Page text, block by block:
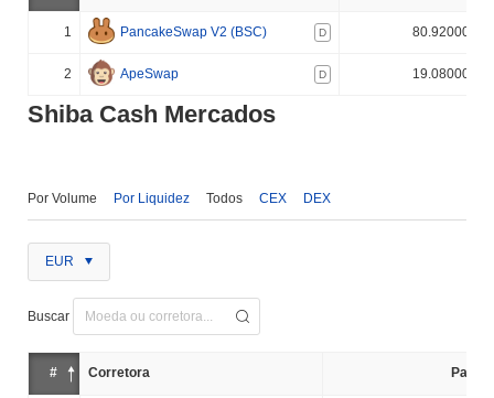
1 PancakeSwap V2 (BSC) D 80.920000%
2 ApeSwap D 19.080000%
Shiba Cash Mercados
Por Volume Por Liquidez Todos CEX DEX
EUR
Buscar
# Corretora Par